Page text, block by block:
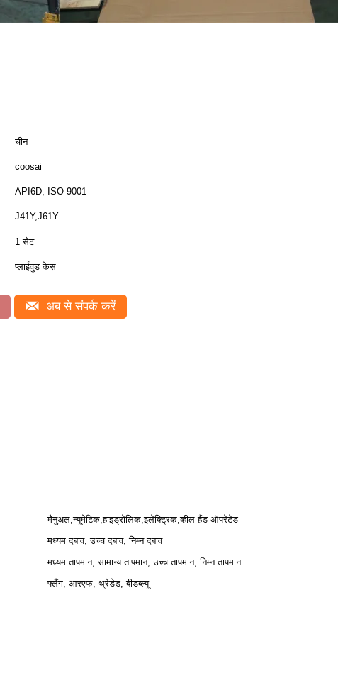
चीन
coosai
API6D, ISO 9001
J41Y,J61Y
1 सेट
प्लाईवुड केस
अब से संपर्क करें
मैनुअल,न्यूमेटिक,हाइड्रोलिक,इलेक्ट्रिक,व्हील हैंड ऑपरेटेड
मध्यम दबाव, उच्च दबाव, निम्न दबाव
मध्यम तापमान, सामान्य तापमान, उच्च तापमान, निम्न तापमान
फ्लैंग, आरएफ, थ्रेडेड, बीडब्ल्यू